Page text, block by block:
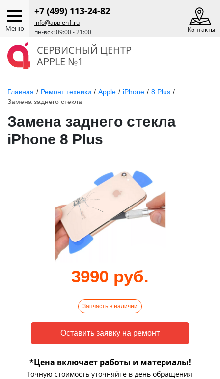
Меню
+7 (499) 113-24-82
info@applen1.ru
пн-вск: 09:00 - 21:00
Контакты
СЕРВИСНЫЙ ЦЕНТР
APPLE №1
Главная / Ремонт техники / Apple / iPhone / 8 Plus /
Замена заднего стекла
Замена заднего стекла
iPhone 8 Plus
3990 руб.
Запчасть в наличии
*Цена включает работы и материалы!
Точную стоимость уточняйте в день обращения!